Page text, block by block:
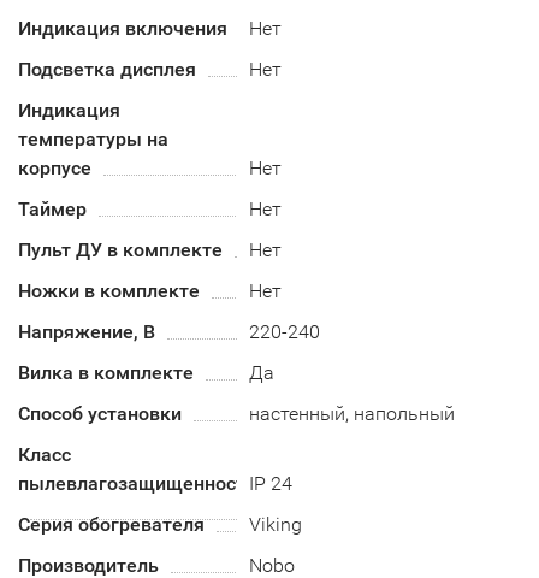
Индикация включения
Нет
Подсветка дисплея
Нет
Индикация
температуры на
корпусе
Нет
Таймер
Нет
Пульт ДУ в комплекте
Нет
Ножки в комплекте
Нет
Напряжение, В
220-240
Вилка в комплекте
Да
Способ установки
настенный, напольный
Класс
пылевлагозащищенностиIP 24
Серия обогревателя
Viking
Производитель
Nobo